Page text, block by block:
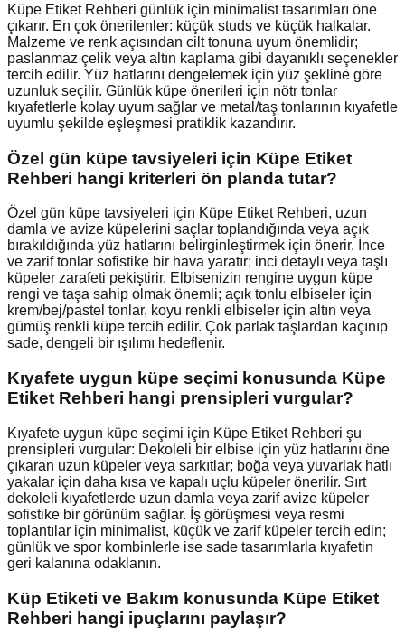
Küpe Etiket Rehberi günlük için minimalist tasarımları öne
çıkarır. En çok önerilenler: küçük studs ve küçük halkalar.
Malzeme ve renk açısından cilt tonuna uyum önemlidir;
paslanmaz çelik veya altın kaplama gibi dayanıklı seçenekler
tercih edilir. Yüz hatlarını dengelemek için yüz şekline göre
uzunluk seçilir. Günlük küpe önerileri için nötr tonlar
kıyafetlerle kolay uyum sağlar ve metal/taş tonlarının kıyafetle
uyumlu şekilde eşleşmesi pratiklik kazandırır.
Özel gün küpe tavsiyeleri için Küpe Etiket
Rehberi hangi kriterleri ön planda tutar?
Özel gün küpe tavsiyeleri için Küpe Etiket Rehberi, uzun
damla ve avize küpelerini saçlar toplandığında veya açık
bırakıldığında yüz hatlarını belirginleştirmek için önerir. İnce
ve zarif tonlar sofistike bir hava yaratır; inci detaylı veya taşlı
küpeler zarafeti pekiştirir. Elbisenizin rengine uygun küpe
rengi ve taşa sahip olmak önemli; açık tonlu elbiseler için
krem/bej/pastel tonlar, koyu renkli elbiseler için altın veya
gümüş renkli küpe tercih edilir. Çok parlak taşlardan kaçınıp
sade, dengeli bir ışılımı hedeflenir.
Kıyafete uygun küpe seçimi konusunda Küpe
Etiket Rehberi hangi prensipleri vurgular?
Kıyafete uygun küpe seçimi için Küpe Etiket Rehberi şu
prensipleri vurgular: Dekoleli bir elbise için yüz hatlarını öne
çıkaran uzun küpeler veya sarkıtlar; boğa veya yuvarlak hatlı
yakalar için daha kısa ve kapalı uçlu küpeler önerilir. Sırt
dekoleli kıyafetlerde uzun damla veya zarif avize küpeler
sofistike bir görünüm sağlar. İş görüşmesi veya resmi
toplantılar için minimalist, küçük ve zarif küpeler tercih edin;
günlük ve spor kombinlerle ise sade tasarımlarla kıyafetin
geri kalanına odaklanın.
Küp Etiketi ve Bakım konusunda Küpe Etiket
Rehberi hangi ipuçlarını paylaşır?